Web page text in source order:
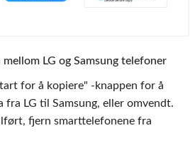
LG og Samsung telefoner
for å kopiere" -knappen for å
fra LG til Samsung, eller omvendt.
fjern smarttelefonene fra